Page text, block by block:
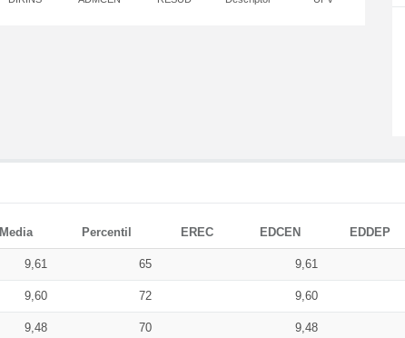
Media Percentil EREC EDCEN EDDEP
9,61 65 9,61
9,60 72 9,60
9,48 70 9,48